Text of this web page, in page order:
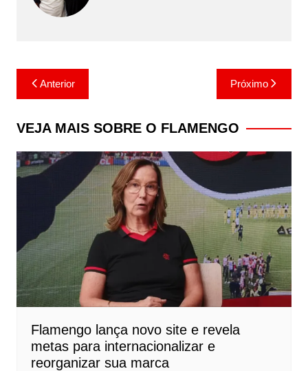
Navegação
de
Post
Anterior Próximo
VEJA MAIS SOBRE O FLAMENGO
Flamengo lança novo site e revela
metas para internacionalizar e
reorganizar sua marca